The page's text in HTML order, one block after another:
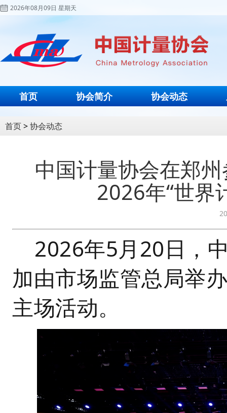
2026年08月09日 星期天
首页 协会简介 协会动态
首页>协会动态
中国计量协会在郑
2026年“世界
2026年5月20日，
加由市场监管总局举
主场活动。